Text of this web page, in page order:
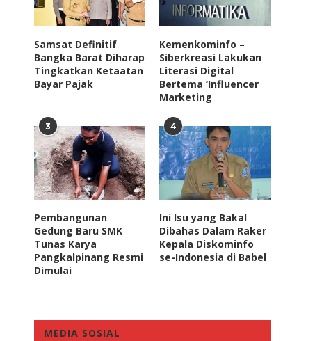
DPR Minta BPK Audit Divestasi
Saham PT Vale...
June 3, 2022
Prof. Suparji: Masalah
Polri Tak Perlu Larut...
July 22, 2022
Samsat Definitif
Bangka Barat Diharap
Tingkatkan Ketaatan
Bayar Pajak
Kemenkominfo –
Siberkreasi Lakukan
Literasi Digital
Bertema ‘Influencer
Marketing
3
Pembangunan
Gedung Baru SMK
Tunas Karya
Pangkalpinang Resmi
Dimulai
4
Ini Isu yang Bakal
Dibahas Dalam Raker
Kepala Diskominfo
se-Indonesia di Babel
MEDIA SOSIAL